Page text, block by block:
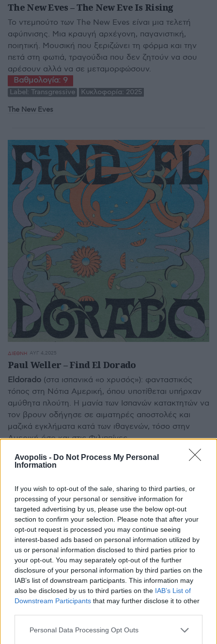
Avopolis - Do Not Process My Personal
Information
If you wish to opt-out of the sale, sharing to third parties, or
processing of your personal or sensitive information for
targeted advertising by us, please use the below opt-out
section to confirm your selection. Please note that after your
opt-out request is processed you may continue seeing
interest-based ads based on personal information utilized by
us or personal information disclosed to third parties prior to
your opt-out. You may separately opt-out of the further
disclosure of your personal information by third parties on the
IAB’s list of downstream participants. This information may
also be disclosed by us to third parties on the IAB’s List of
Downstream Participants that may further disclose it to other
Personal Data Processing Opt Outs
The New Eves – The New Eve Is Rising
Το ντεμπούτο των The New Eves είναι μια τελετή
αφύπνισης. Μια κραυγή αρχέγονη, παγανιστική,
ποιητική. Μουσική που ξεριζώνει τη φόρμα και την
πετά στη φωτιά, τραγούδια που δεν ζητούν να σου
αρέσουν αλλά να σε μεταμορφώσουν.
Βαθμολογία: 9
Label: Transgressive Κυκλοφορία: 2025
The New Eves
ΔΙΕΘΝΗ ΑΥΓ 4,2025
Paul Weller – Find El Dorado
Eldorado (στα ισπανικά «ο χρυσός»): φανταστικός
τόπος στη Νότια Αμερική, όπου υποτίθεται υπήρχαν
αμύθητα πλούτη. Η μανία των Ισπανών κατακτητών να
τον βρουν οδήγησε σε αιματηρές αποστολές και
μαζικά εγκλήματα κατά των ιθαγενών, τόσο στην
Αμερική όσο και στις Φιλιππίνες.
Label: Parlophone Records Κυκλοφορία: 2025